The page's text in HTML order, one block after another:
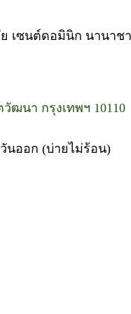
เซนต์ดอมินิก นานาช
ฒนา กรุงเทพฯ 10110
นออก (บ่ายไม่ร้อน)